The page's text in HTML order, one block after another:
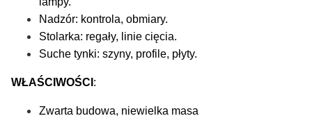
Nadzór: kontrola, obmiary.
Stolarka: regały, linie cięcia.
Suche tynki: szyny, profile, płyty.
WŁAŚCIWOŚCI :
Zwarta budowa, niewielka masa